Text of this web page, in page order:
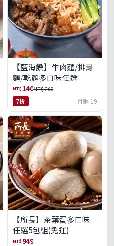
【藍海饌】牛肉麵/排骨
麵/乾麵多口味任選
NT$ 140NT$ 200
7折 月銷 19
【所長】茶葉蛋多口味
任選5包組(免運)
NT$ 949